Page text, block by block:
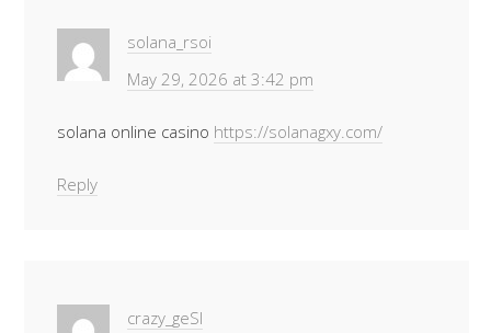
solana_rsoi
May 29, 2026 at 3:42 pm
solana online casino https://solanagxy.com/
Reply
crazy_geSl